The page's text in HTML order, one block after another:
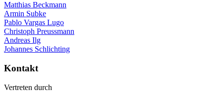
Matthias Beckmann
Armin Subke
Pablo Vargas Lugo
Christoph Preussmann
Andreas Ilg
Johannes Schlichting
Kontakt
Vertreten durch